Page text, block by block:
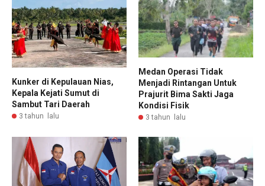
Kunker di Kepulauan Nias,
Kepala Kejati Sumut di
Sambut Tari Daerah
3 tahun lalu
Medan Operasi Tidak
Menjadi Rintangan Untuk
Prajurit Bima Sakti Jaga
Kondisi Fisik
3 tahun lalu